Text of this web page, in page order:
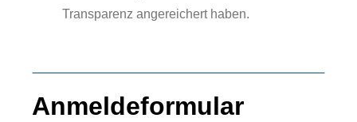
Transparenz angereichert haben.
Anmeldeformular